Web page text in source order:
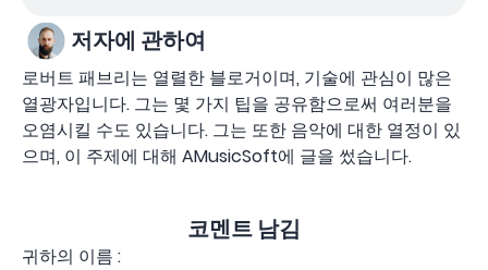
저자에 관하여
로버트 패브리는 열렬한 블로거이며, 기술에 관심이 많은
열광자입니다. 그는 몇 가지 팁을 공유함으로써 여러분을
오염시킬 수도 있습니다. 그는 또한 음악에 대한 열정이 있
으며, 이 주제에 대해 AMusicSoft에 글을 썼습니다.
코멘트 남김
귀하의 이름 :